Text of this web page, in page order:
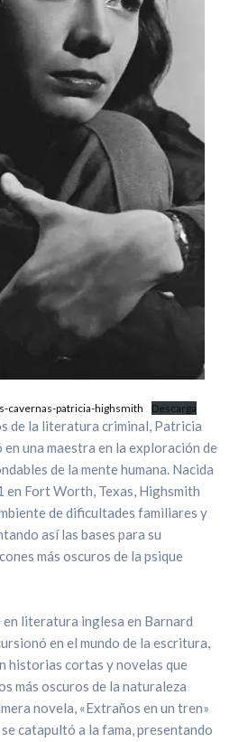
cavernas-patricia-highsmith Descarga
de la literatura criminal, Patricia
una maestra en la exploración de
de la mente humana. Nacida
en Fort Worth, Texas, Highsmith
de dificultades familiares y
así las bases para su
más oscuros de la psique
en literatura inglesa en Barnard
en el mundo de la escritura,
historias cortas y novelas que
más oscuros de la naturaleza
novela, «Extraños en un tren»
catapultó a la fama, presentando